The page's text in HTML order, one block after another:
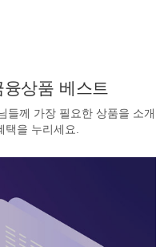
상품 베스트
들께 가장 필요한 상품을 소개
을 누리세요.